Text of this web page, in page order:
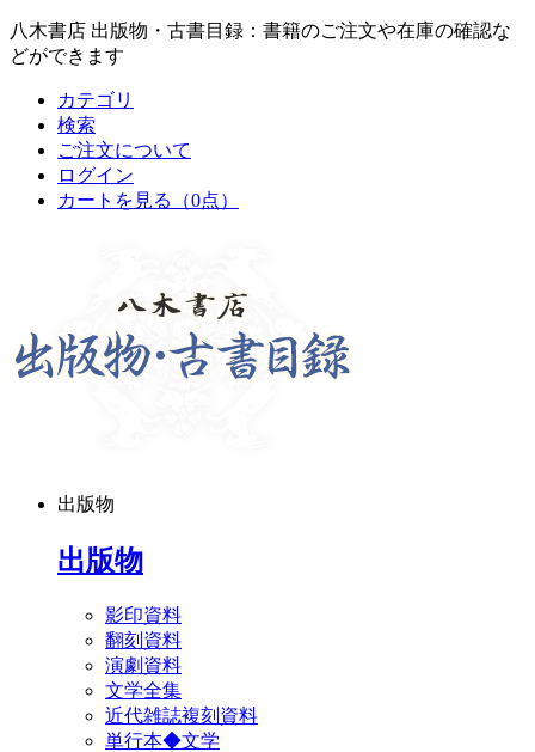
八木書店 出版物・古書目録：書籍のご注文や在庫の確認な
どができます
カテゴリ
検索
ご注文について
ログイン
カートを見る
（0点）
出版物
出版物
影印資料
翻刻資料
演劇資料
文学全集
近代雑誌複刻資料
単行本◆文学